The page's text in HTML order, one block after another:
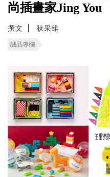
尚插畫家Jing You
撰文 耿采維
誠品專欄